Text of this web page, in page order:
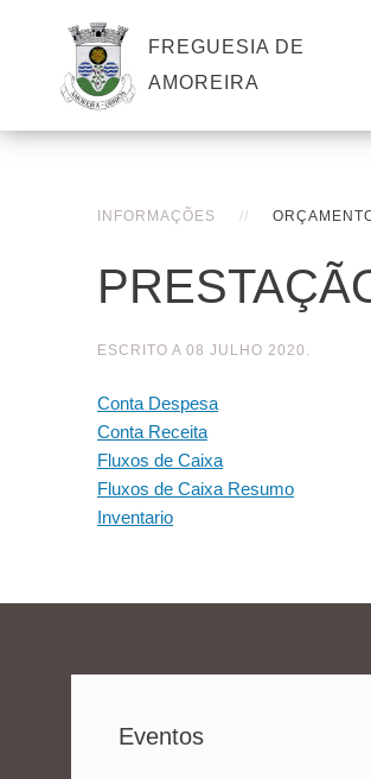
FREGUESIA DE
AMOREIRA
INFORMAÇÕES
ESCRITO A 08 JULHO 2020 .
Conta Despesa
Conta Receita
Fluxos de Caixa
Fluxos de Caixa Resumo
Inventario
Eventos